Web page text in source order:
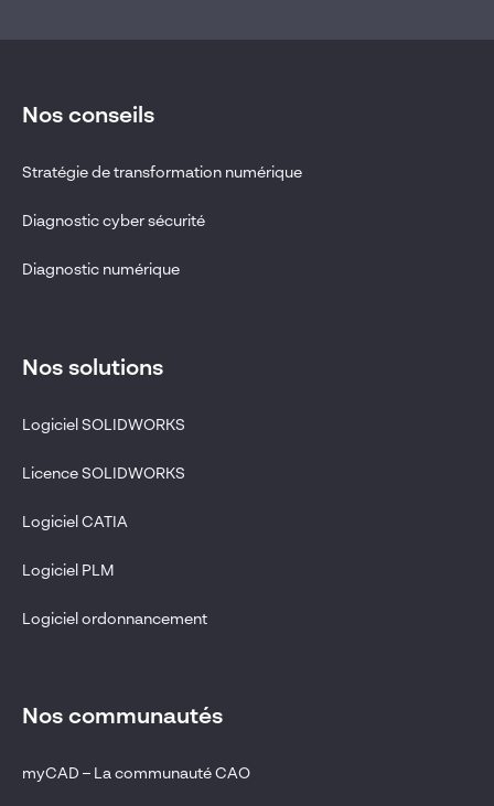
Nos conseils
Stratégie de transformation numérique
Diagnostic cyber sécurité
Diagnostic numérique
Nos solutions
Logiciel SOLIDWORKS
Licence SOLIDWORKS
Logiciel CATIA
Logiciel PLM
Logiciel ordonnancement
Nos communautés
myCAD – La communauté CAO